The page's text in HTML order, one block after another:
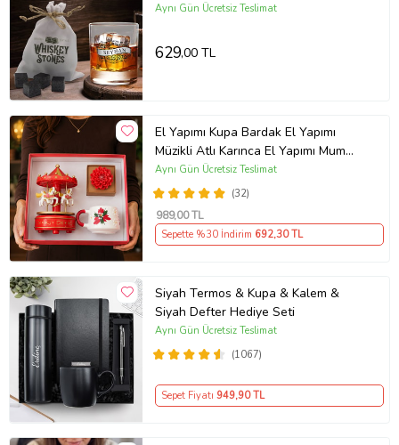
Soğutma Taşı Seti - Model 16
Aynı Gün Ücretsiz Teslimat
629,00 TL
El Yapımı Kupa Bardak El Yapımı
Müzikli Atlı Karınca El Yapımı Mum
AYN34
(32)
Aynı Gün Ücretsiz Teslimat
989,00 TL
Sepette %30 İndirim 692,30 TL
Siyah Termos & Kupa & Kalem &
Siyah Defter Hediye Seti
(1067)
Aynı Gün Ücretsiz Teslimat
Sepet Fiyatı 949,90 TL